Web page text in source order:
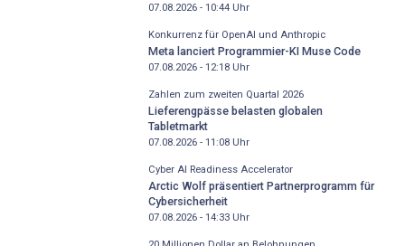
07.08.2026 - 10:44Uhr
Konkurrenz für OpenAI und Anthropic
Meta lanciert Programmier-KI Muse Code
07.08.2026 - 12:18Uhr
Zahlen zum zweiten Quartal 2026
Lieferengpässe belasten globalen
Tabletmarkt
07.08.2026 - 11:08Uhr
Cyber AI Readiness Accelerator
Arctic Wolf präsentiert Partnerprogramm für
Cybersicherheit
07.08.2026 - 14:33Uhr